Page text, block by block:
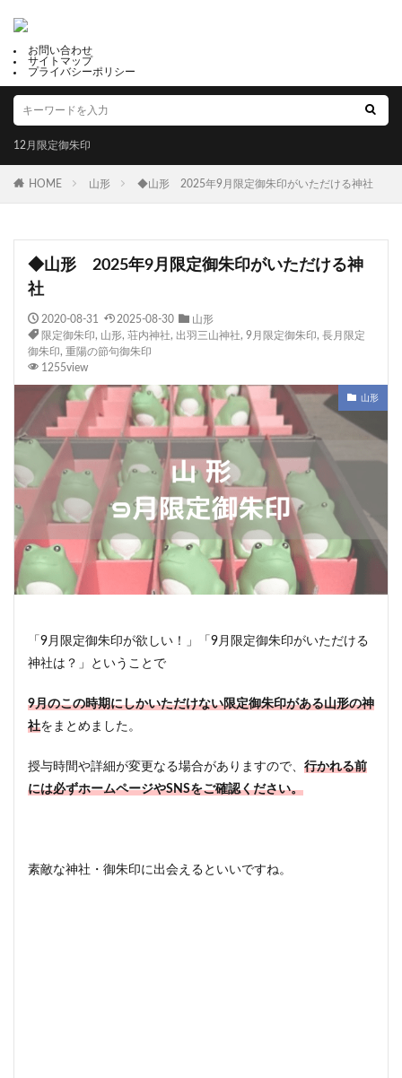
お問い合わせ
サイトマップ
プライバシーポリシー
12月限定御朱印
HOME 山形 ◆山形 2025年9月限定御朱印がいただける神社
◆山形 2025年9月限定御朱印がいただける神
社
2020-08-31 2025-08-30
山形
限定御朱印, 山形, 荘内神社, 出羽三山神社, 9月限定御朱印, 長月限定
御朱印, 重陽の節句御朱印
1255view
山形
「9月限定御朱印が欲しい！」「9月限定御朱印がいただける
神社は？」ということで
9月のこの時期にしかいただけない限定御朱印がある山形の神
社をまとめました。
授与時間や詳細が変更なる場合がありますので、 行かれる前
には必ずホームページやSNSをご確認ください。
素敵な神社・御朱印に出会えるといいですね。